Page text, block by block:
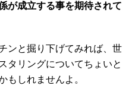
が成立する事を期待されて
ンと掘り下げてみれば、世
タリングについてちょいと
もしれませんよ。